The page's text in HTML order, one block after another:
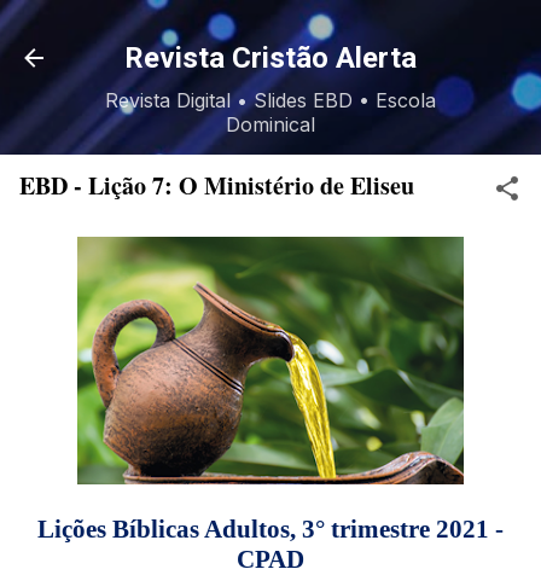
Pular para o conteúdo principal
Revista Cristão Alerta
Revista Digital • Slides EBD • Escola
Dominical
EBD - Lição 7: O Ministério de Eliseu
Lições Bíblicas Adultos, 3° trimestre 2021 -
CPAD